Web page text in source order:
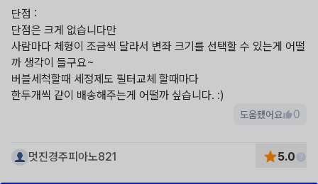
단점 :
단점은 크게 없습니다만
사람마다 체형이 조금씩 달라서 변좌 크기를 선택할 수 있는게 어떨
까 생각이 들구요~
버블세척할때 세정제도 필터교체 할때마다
도움됐어요 0
멋진경주피아노821 5.0